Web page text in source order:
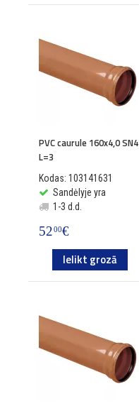
PVC caurule 160x4,0 SN4
L=3
Kodas: 103141631
Sandėlyje yra
1-3 d.d.
5200€
Ielikt grozā